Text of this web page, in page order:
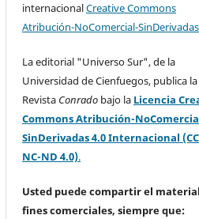
internacionalCreative Commons
Atribución-NoComercial-
La editorial "Universo Sur", de la
Universidad de Cienfuegos, publica la
Revista Conrado bajo la Licencia
Commons Atribución-
SinDerivadas 4.0 Internacional (CC
NC-ND 4.0).
Usted puede compartir el
fines comerciales, siempre que: